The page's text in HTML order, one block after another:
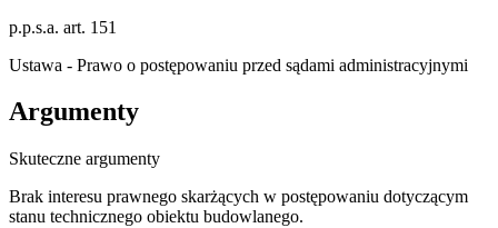
p.p.s.a. art. 151
Ustawa - Prawo o postępowaniu przed sądami administracyjnymi
Argumenty
Skuteczne argumenty
Brak interesu prawnego skarżących w postępowaniu dotyczącym
stanu technicznego obiektu budowlanego.